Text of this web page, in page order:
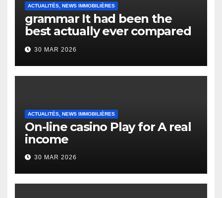
ACTUALITÉS, NEWS IMMOBILIÈRES
grammar It had been the
best actually ever compared
to it’s the top actually?
English Vocabulary Learners
Heap Change
30 MAR 2026
ACTUALITÉS, NEWS IMMOBILIÈRES
On-line casino Play for A real
income
30 MAR 2026